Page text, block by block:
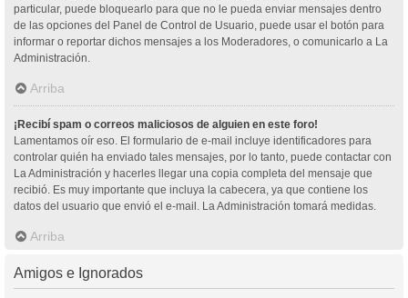
particular, puede bloquearlo para que no le pueda enviar mensajes dentro
de las opciones del Panel de Control de Usuario, puede usar el botón para
informar o reportar dichos mensajes a los Moderadores, o comunicarlo a La
Administración.
Arriba
¡Recibí spam o correos maliciosos de alguien en este foro!
Lamentamos oír eso. El formulario de e-mail incluye identificadores para
controlar quién ha enviado tales mensajes, por lo tanto, puede contactar con
La Administración y hacerles llegar una copia completa del mensaje que
recibió. Es muy importante que incluya la cabecera, ya que contiene los
datos del usuario que envió el e-mail. La Administración tomará medidas.
Arriba
Amigos e Ignorados